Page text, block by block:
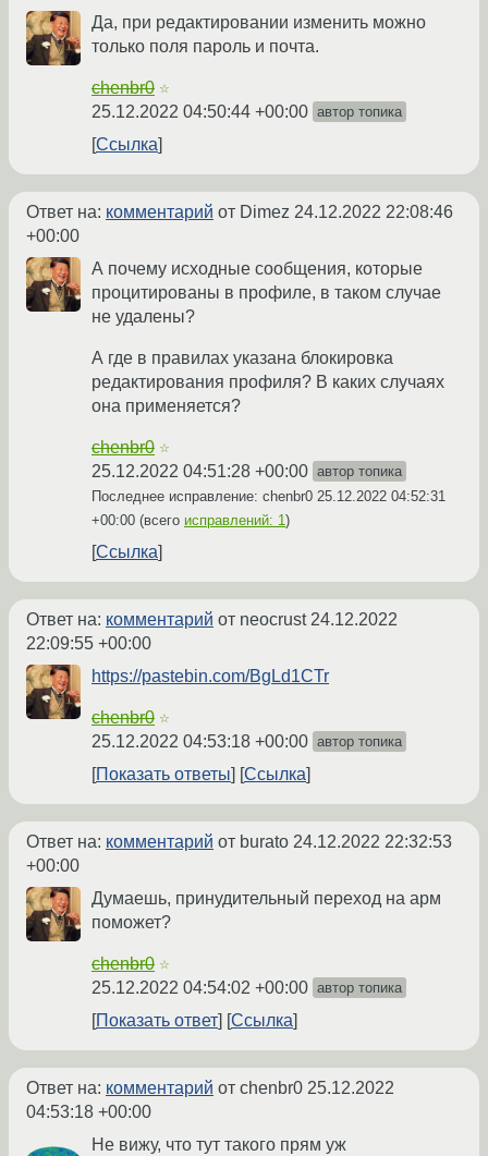
Да, при редактировании изменить можно
только поля пароль и почта.
chenbr0 ☆
25.12.2022 04:50:44 +00:00 автор топика
Ссылка
Ответ на: комментарий от Dimez 24.12.2022 22:08:46
+00:00
А почему исходные сообщения, которые
процитированы в профиле, в таком случае
не удалены?
А где в правилах указана блокировка
редактирования профиля? В каких случаях
она применяется?
chenbr0 ☆
25.12.2022 04:51:28 +00:00 автор топика
Последнее исправление: chenbr0 25.12.2022 04:52:31
+00:00 (всего исправлений: 1)
Ссылка
Ответ на: комментарий от neocrust24.12.2022
22:09:55 +00:00
https://pastebin.com/BgLd1CTr
chenbr0 ☆
25.12.2022 04:53:18 +00:00 автор топика
Показать ответы Ссылка
Ответ на: комментарий от burato 24.12.2022 22:32:53
+00:00
Думаешь, принудительный переход на арм
поможет?
chenbr0 ☆
25.12.2022 04:54:02 +00:00 автор топика
Показать ответ Ссылка
Ответ на: комментарий от chenbr0 25.12.2022
04:53:18 +00:00
Не вижу, что тут такого прям уж